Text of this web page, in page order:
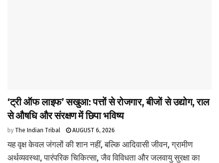
‘ट्री ऑफ लाइफ’ सखुआ: पत्तों से रोजगार, बीजों से उद्योग, राल
से औषधि और संरक्षण में छिपा भविष्य
by The Indian Tribal AUGUST 6, 2026
यह वृक्ष केवल जंगलों की शान नहीं, बल्कि आदिवासी जीवन, ग्रामीण
अर्थव्यवस्था, पारंपरिक चिकित्सा, जैव विविधता और जलवायु सुरक्षा का